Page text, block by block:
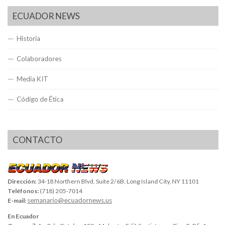
ECUADOR NEWS
Historia
Colaboradores
Media KIT
Código de Ética
CONTACTO
Dirección: 34-18 Northern Blvd, Suite 2/6B, Long Island City, NY 11101
Teléfonos: (718) 205-7014
E-mail: semanario@ecuadornews.us
En Ecuador